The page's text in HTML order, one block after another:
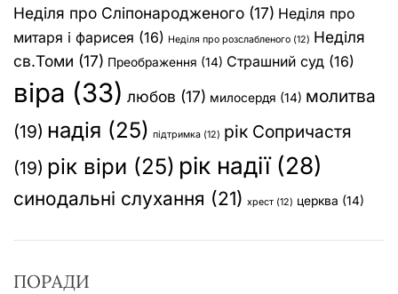
Неділя про Сліпонародженого (17) Неділя про
митаря і фарисея (16) Неділя про розслабленого (12) Неділя
св.Томи (17) Преображення (14) Страшний суд (16)
віра (33) любов (17) милосердя (14) молитва
(19) надія (25) підтримка (12) рік Сопричастя
(19) рік віри (25) рік надії(28)
синодальні слухання (21) хрест (12) церква (14)
ПОРАДИ